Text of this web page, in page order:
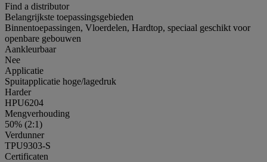
Find a distributor
Belangrijkste toepassingsgebieden
Binnentoepassingen, Vloerdelen, Hardtop, speciaal geschikt voor
openbare gebouwen
Aankleurbaar
Nee
Applicatie
Spuitapplicatie hoge/lagedruk
Harder
HPU6204
Mengverhouding
50% (2:1)
Verdunner
TPU9303-S
Certificaten